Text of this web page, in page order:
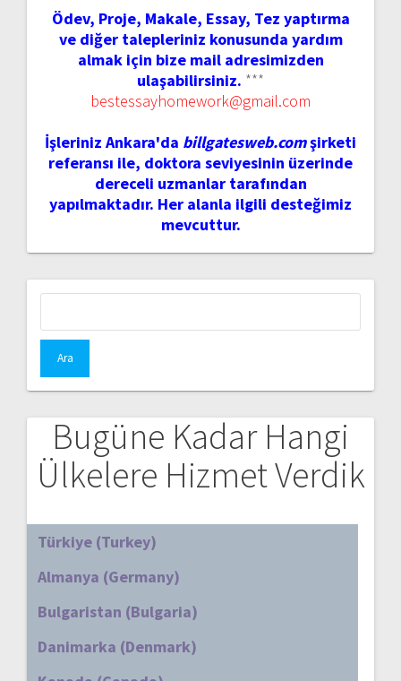
Ödev, Proje, Makale, Essay, Tez yaptırma
ve diğer talepleriniz konusunda yardım
almak için bize mail adresimizden
ulaşabilirsiniz. ***
bestessayhomework@gmail.com
İşleriniz Ankara'da billgatesweb.comşirketi
referansı ile, doktora seviyesinin üzerinde
dereceli uzmanlar tarafından
yapılmaktadır. Her alanla ilgili desteğimiz
mevcuttur.
Bugüne Kadar Hangi
Ülkelere Hizmet Verdik
Türkiye (Turkey)
Almanya (Germany)
Bulgaristan (Bulgaria)
Danimarka (Denmark)